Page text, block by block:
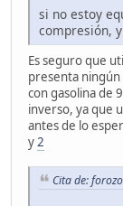
si no estoy
compresión,
Es seguro que
presenta
con gasolina de
inverso, ya que
antes de lo
y2
Cita de: